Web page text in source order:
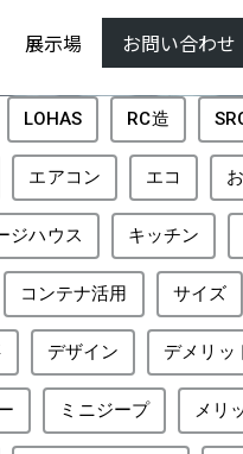
展示場 お問い合わせ
LOHAS RC造
エアコン エコ
ジハウス キッチン
コンテナ活用 サイズ
デザイン デメリッ
ミニジープ メリ